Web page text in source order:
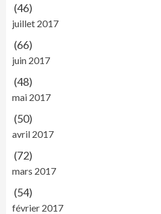
(46)
juillet 2017
(66)
juin 2017
(48)
mai 2017
(50)
avril 2017
(72)
mars 2017
(54)
février 2017